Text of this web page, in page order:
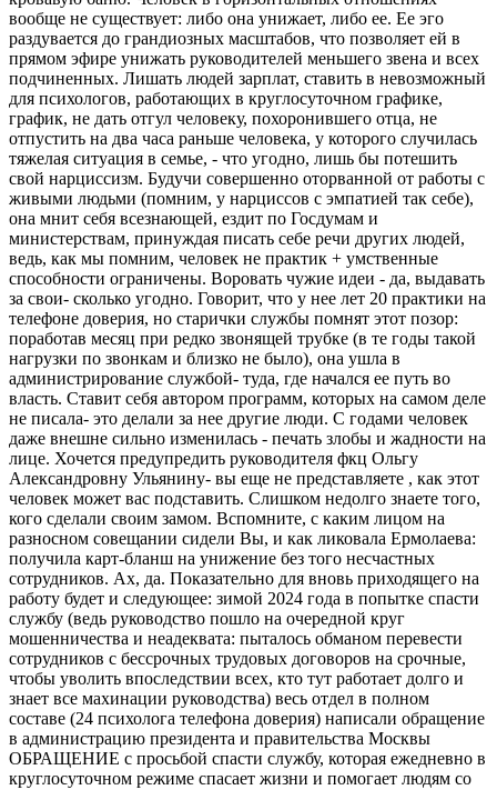
вообще не существует: либо она унижает, либо ее. Ее эго
раздувается до грандиозных масштабов, что позволяет ей в
прямом эфире унижать руководителей меньшего звена и всех
подчиненных. Лишать людей зарплат, ставить в невозможный
для психологов, работающих в круглосуточном графике,
график, не дать отгул человеку, похоронившего отца, не
отпустить на два часа раньше человека, у которого случилась
тяжелая ситуация в семье, - что угодно, лишь бы потешить
свой нарциссизм. Будучи совершенно оторванной от работы с
живыми людьми (помним, у нарциссов с эмпатией так себе),
она мнит себя всезнающей, ездит по Госдумам и
министерствам, принуждая писать себе речи других людей,
ведь, как мы помним, человек не практик + умственные
способности ограничены. Воровать чужие идеи - да, выдавать
за свои- сколько угодно. Говорит, что у нее лет 20 практики на
телефоне доверия, но старички службы помнят этот позор:
поработав месяц при редко звонящей трубке (в те годы такой
нагрузки по звонкам и близко не было), она ушла в
администрирование службой- туда, где начался ее путь во
власть. Ставит себя автором программ, которых на самом деле
не писала- это делали за нее другие люди. С годами человек
даже внешне сильно изменилась - печать злобы и жадности на
лице. Хочется предупредить руководителя фкц Ольгу
Александровну Ульянину- вы еще не представляете , как этот
человек может вас подставить. Слишком недолго знаете того,
кого сделали своим замом. Вспомните, с каким лицом на
разносном совещании сидели Вы, и как ликовала Ермолаева:
получила карт-бланш на унижение без того несчастных
сотрудников. Ах, да. Показательно для вновь приходящего на
работу будет и следующее: зимой 2024 года в попытке спасти
службу (ведь руководство пошло на очередной круг
мошенничества и неадеквата: пыталось обманом перевести
сотрудников с бессрочных трудовых договоров на срочные,
чтобы уволить впоследствии всех, кто тут работает долго и
знает все махинации руководства) весь отдел в полном
составе (24 психолога телефона доверия) написали обращение
в администрацию президента и правительства Москвы
ОБРАЩЕНИЕ с просьбой спасти службу, которая ежедневно в
круглосуточном режиме спасает жизни и помогает людям со